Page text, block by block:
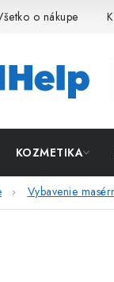
o nákupe
KOZMETIKA
Vybavenie